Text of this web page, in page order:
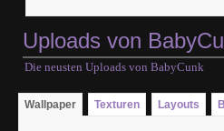
Uploads von
Die neusten Uploads von BabyCunk
Wallpaper Texturen Layouts